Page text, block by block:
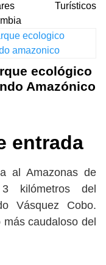
Turísticos
ecológico
Amazónico
entrada
al Amazonas de
kilómetros del
Vásquez Cobo.
caudaloso del